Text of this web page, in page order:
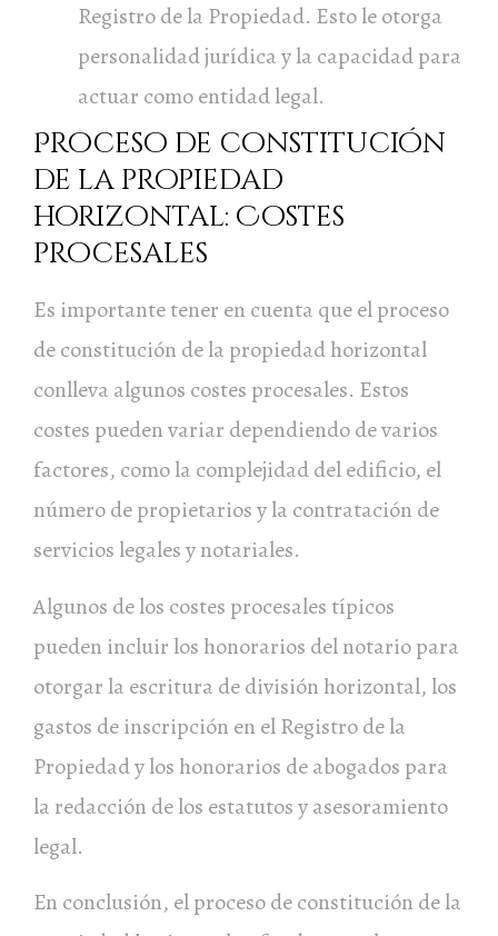
Registro de la Propiedad. Esto le otorga
personalidad jurídica y la capacidad para
actuar como entidad legal.
Proceso de constitución
de la propiedad
horizontal: Costes
procesales
Es importante tener en cuenta que el proceso
de constitución de la propiedad horizontal
conlleva algunos costes procesales. Estos
costes pueden variar dependiendo de varios
factores, como la complejidad del edificio, el
número de propietarios y la contratación de
servicios legales y notariales.
Algunos de los costes procesales típicos
pueden incluir los honorarios del notario para
otorgar la escritura de división horizontal, los
gastos de inscripción en el Registro de la
Propiedad y los honorarios de abogados para
la redacción de los estatutos y asesoramiento
legal.
En conclusión, el proceso de constitución de la